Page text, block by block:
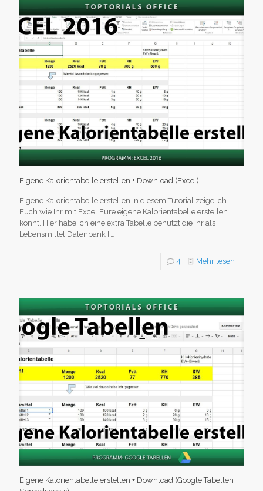
Eigene Kalorientabelle erstellen + Download (Excel)
Eigene Kalorientabelle erstellen In diesem Tutorial zeige ich
Euch wie Ihr mit Excel Eure eigene Kalorientabelle erstellen
könnt. Hier habe ich eine extra Tabelle benutzt die Ihr als
Lebensmittel Datenbank […]
4 Mehr lesen
Eigene Kalorientabelle erstellen + Download (Google Tabellen